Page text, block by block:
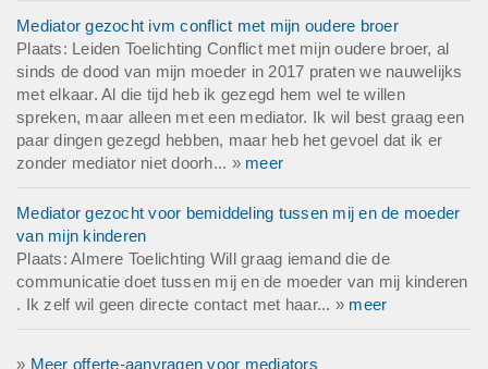
Mediator gezocht ivm conflict met mijn oudere broer
Plaats: Leiden Toelichting Conflict met mijn oudere broer, al
sinds de dood van mijn moeder in 2017 praten we nauwelijks
met elkaar. Al die tijd heb ik gezegd hem wel te willen
spreken, maar alleen met een mediator. Ik wil best graag een
paar dingen gezegd hebben, maar heb het gevoel dat ik er
zonder mediator niet doorh... » meer
Mediator gezocht voor bemiddeling tussen mij en de moeder
van mijn kinderen
Plaats: Almere Toelichting Will graag iemand die de
communicatie doet tussen mij en de moeder van mij kinderen
. Ik zelf wil geen directe contact met haar... » meer
» Meer offerte-aanvragen voor mediators